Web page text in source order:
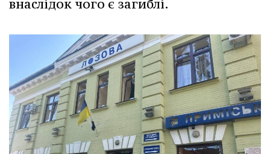
внаслідок чого є загиблі.